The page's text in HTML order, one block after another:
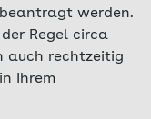
werden.
Regel circa
auch rechtzeitig
in Ihrem